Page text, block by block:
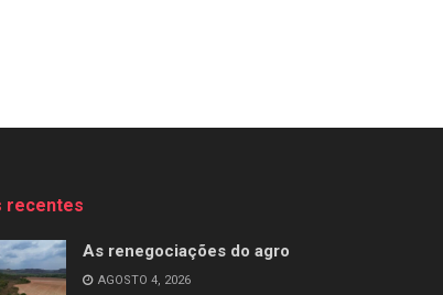
recentes
As renegociações do agro
AGOSTO 4, 2026